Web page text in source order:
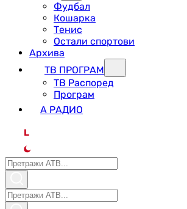
Фудбал
Кошарка
Тенис
Остали спортови
Архива
ТВ ПРОГРАМ
ТВ Распоред
Програм
А РАДИО
L